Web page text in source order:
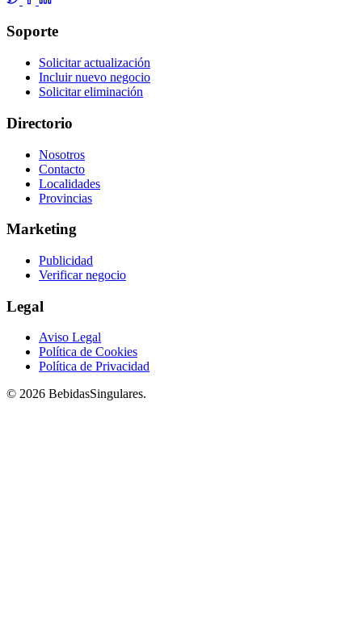
Soporte
Solicitar actualización
Incluir nuevo negocio
Solicitar eliminación
Directorio
Nosotros
Contacto
Localidades
Provincias
Marketing
Publicidad
Verificar negocio
Legal
Aviso Legal
Política de Cookies
Política de Privacidad
© 2026 BebidasSingulares.